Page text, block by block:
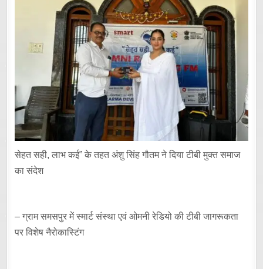
सेहत सही, लाभ कई” के तहत अंशु सिंह गौतम ने दिया टीबी मुक्त समाज
का संदेश
– ग्राम समसपुर में स्मार्ट संस्था एवं ओमनी रेडियो की टीबी जागरूकता
पर विशेष नैरोकास्टिंग